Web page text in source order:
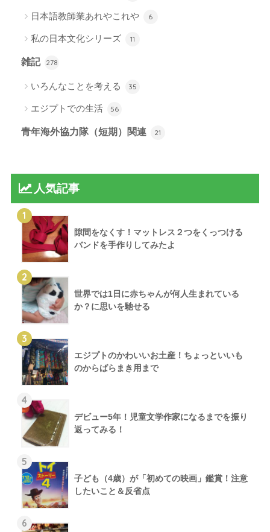
日本語教師業あれやこれや 6
私の日本文化シリーズ 11
雑記 278
いろんなことを考える 35
エジプトでの生活 56
青年海外協力隊（短期）関連 21
人気記事
1
隙間をなくす！マットレス２つをくっつける
バンドを手作りしてみたよ
2
世界では1日に赤ちゃんが何人生まれている
か？に思いを馳せる
3
エジプトのかわいいお土産！ちょっといいも
のからばらまき用まで
4
デビュー5年！児童文学作家になるまでを振り
返ってみる！
5
子ども（4歳）が「初めての映画」鑑賞！注意
したいこと＆反省点
6